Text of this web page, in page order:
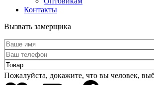
Контакты
Вызвать замерщика
Пожалуйста, докажите, что вы человек,